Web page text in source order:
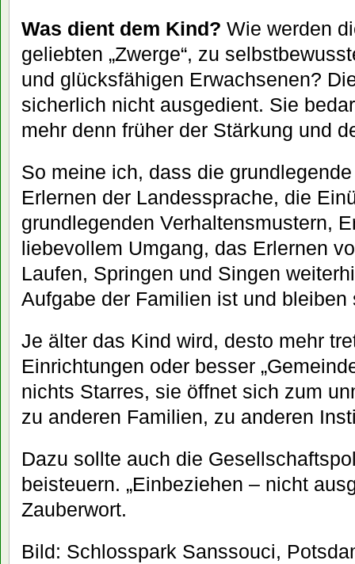
Was dient dem Kind? Wie werden
geliebten „Zwerge“, zu
und glücksfähigen Erwachsenen?
sicherlich nicht ausgedient. Sie
mehr denn früher der Stärkung und
So meine ich, dass die
Erlernen der Landessprache, die
grundlegenden Verhaltensmustern,
liebevollem Umgang, das Erlernen
Laufen, Springen und Singen
Aufgabe der Familien ist und bleiben
Je älter das Kind wird, desto mehr
Einrichtungen oder besser
nichts Starres, sie öffnet sich zum
zu anderen Familien, zu anderen
Dazu sollte auch die
beisteuern. „Einbeziehen – nicht
Zauberwort.
Bild: Schlosspark Sanssouci,